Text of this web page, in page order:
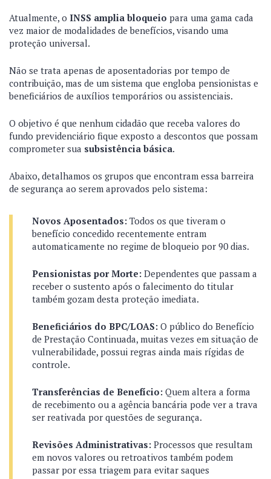
Atualmente, o INSS amplia bloqueio para uma gama cada
vez maior de modalidades de benefícios, visando uma
proteção universal.
Não se trata apenas de aposentadorias por tempo de
contribuição, mas de um sistema que engloba pensionistas e
beneficiários de auxílios temporários ou assistenciais.
O objetivo é que nenhum cidadão que receba valores do
fundo previdenciário fique exposto a descontos que possam
comprometer sua subsistência básica.
Abaixo, detalhamos os grupos que encontram essa barreira
de segurança ao serem aprovados pelo sistema:
Novos Aposentados: Todos os que tiveram o
benefício concedido recentemente entram
automaticamente no regime de bloqueio por 90 dias.
Pensionistas por Morte: Dependentes que passam a
receber o sustento após o falecimento do titular
também gozam desta proteção imediata.
Beneficiários do BPC/LOAS: O público do Benefício
de Prestação Continuada, muitas vezes em situação de
vulnerabilidade, possui regras ainda mais rígidas de
controle.
Transferências de Benefício: Quem altera a forma
de recebimento ou a agência bancária pode ver a trava
ser reativada por questões de segurança.
Revisões Administrativas: Processos que resultam
em novos valores ou retroativos também podem
passar por essa triagem para evitar saques